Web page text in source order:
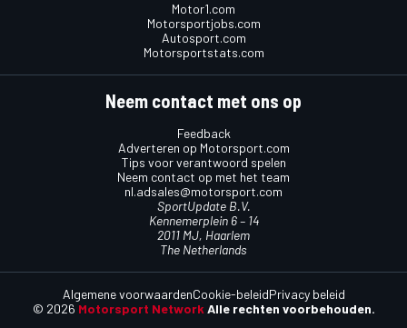
Motor1.com
Motorsportjobs.com
Autosport.com
Motorsportstats.com
Neem contact met ons op
Feedback
Adverteren op Motorsport.com
Tips voor verantwoord spelen
Neem contact op met het team
nl.adsales@motorsport.com
SportUpdate B.V.
Kennemerplein 6 – 14
2011 MJ, Haarlem
The Netherlands
© 2026 Motorsport Network Alle rechten voorbehouden.
Algemene voorwaardenCookie-beleidPrivacy beleid